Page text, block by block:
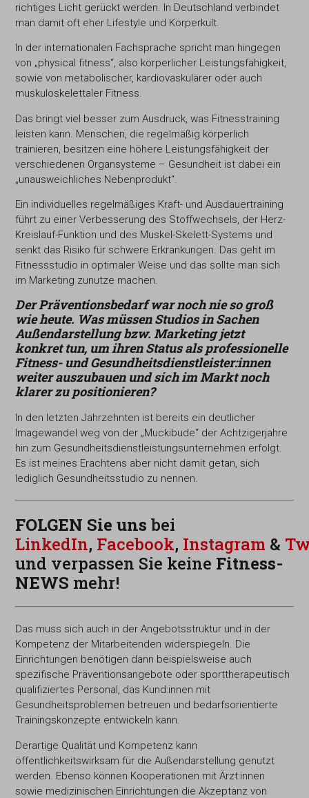
richtiges Licht gerückt werden. In Deutschland verbindet
man damit oft eher Lifestyle und Körperkult.
In der internationalen Fachsprache spricht man hingegen
von „physical fitness“, also körperlicher Leistungsfähigkeit,
sowie von metabolischer, kardiovaskulärer oder auch
muskuloskelettaler Fitness.
Das bringt viel besser zum Ausdruck, was Fitnesstraining
leisten kann. Menschen, die regelmäßig körperlich
trainieren, besitzen eine höhere Leistungsfähigkeit der
verschiedenen Organsysteme – Gesundheit ist dabei ein
„unausweichliches Nebenprodukt“.
Ein individuelles regelmäßiges Kraft- und Ausdauertraining
führt zu einer Verbesserung des Stoffwechsels, der Herz-
Kreislauf-Funktion und des Muskel-Skelett-Systems und
senkt das Risiko für schwere Erkrankungen. Das geht im
Fitnessstudio in optimaler Weise und das sollte man sich
im Marketing zunutze machen.
Der Präventionsbedarf war noch nie so groß
wie heute. Was müssen Studios in Sachen
Außendarstellung bzw. Marketing jetzt
konkret tun, um ihren Status als professionelle
Fitness- und Gesundheitsdienstleister:innen
weiterauszubauen und sich im Markt noch
klarer zu positionieren?
In den letzten Jahrzehnten ist bereits ein deutlicher
Imagewandel weg von der „Muckibude“ der Achtzigerjahre
hin zum Gesundheitsdienstleistungsunternehmen erfolgt.
Es ist meines Erachtens aber nicht damit getan, sich
lediglich Gesundheitsstudio zu nennen.
FOLGEN Sie uns bei
LinkedIn, Facebook, Instagram &
und verpassen Sie keine Fitness-
NEWS mehr!
Das muss sich auch in der Angebotsstruktur und in der
Kompetenz der Mitarbeitenden widerspiegeln. Die
Einrichtungen benötigen dann beispielsweise auch
spezifische Präventionsangebote oder sporttherapeutisch
qualifiziertes Personal, das Kund:innen mit
Gesundheitsproblemen betreuen und bedarfsorientierte
Trainingskonzepte entwickeln kann.
Derartige Qualität und Kompetenz kann
öffentlichkeitswirksam für die Außendarstellung genutzt
werden. Ebenso können Kooperationen mit Ärzt:innen
sowie medizinischen Einrichtungen die Akzeptanz von